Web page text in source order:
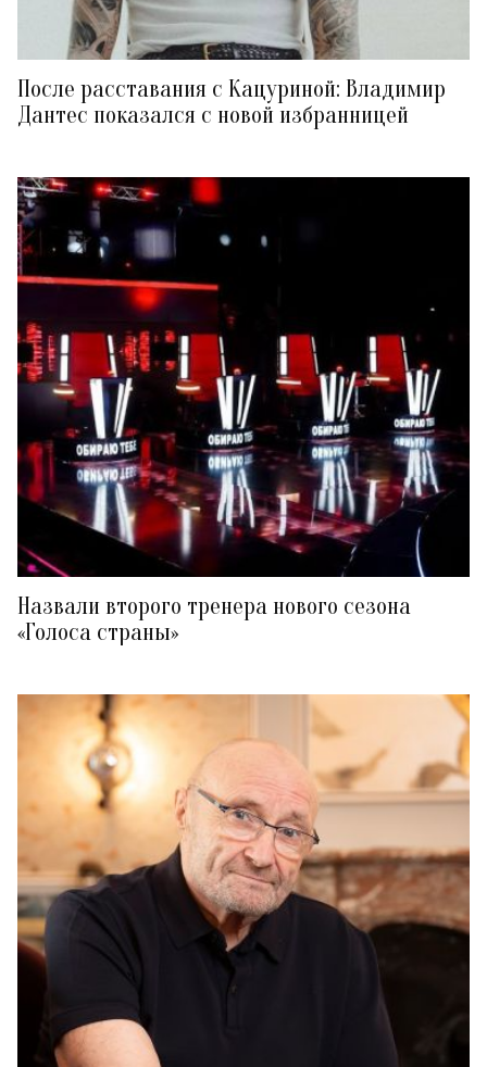
После расставания с Кацуриной: Владимир
Дантес показался с новой избранницей
Назвали второго тренера нового сезона
«Голоса страны»